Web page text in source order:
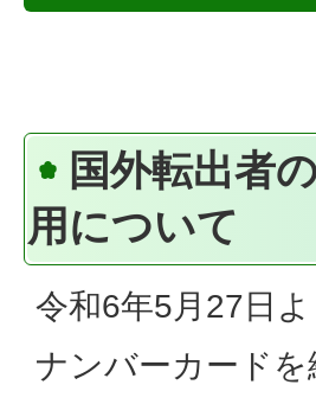
国外転出者
用について
令和6年5月27日
ナンバーカード